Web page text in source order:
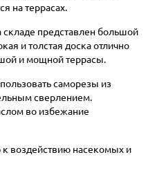
на террасах.
представлен большой
и толстая доска отлично
и мощной террасы.
саморезы из
сверлением.
во избежание
воздействию насекомых и